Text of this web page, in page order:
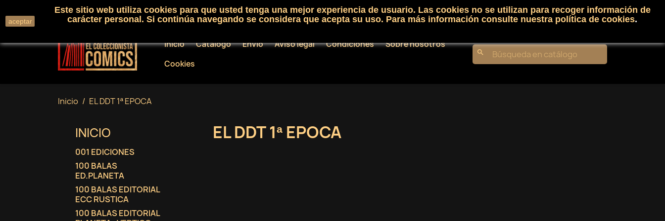
Llámenos:+34 91 530 01 33 Iniciar sesión shopping_cartCarrito(0)
Inicio Catálogo Envío Aviso legal Condiciones
Sobre nosotros
Cookies
search
Inicio EL DDT 1ª EPOCA
INICIO
001 EDICIONES
100 BALAS
ED.PLANETA
100 BALAS EDITORIAL
ECC RUSTICA
100 BALAS EDITORIAL
EL DDT 1ª EPOCA
aceptar
Este sitio web utiliza cookies para que usted tenga una mejor experiencia de usuario. Las cookies no se utilizan para recoger información de
carácter personal. Si continúa navegando se considera que acepta su uso. Para más información consulte nuestra política de cookies.